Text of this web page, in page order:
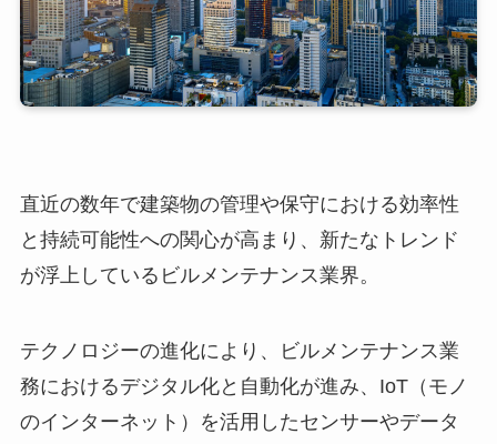
直近の数年で建築物の管理や保守における効率性
と持続可能性への関心が高まり、新たなトレンド
が浮上しているビルメンテナンス業界。
テクノロジーの進化により、ビルメンテナンス業
務におけるデジタル化と自動化が進み、IoT（モノ
のインターネット）を活用したセンサーやデータ